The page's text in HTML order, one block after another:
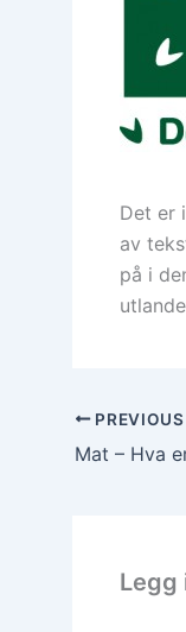
Det er
av
på i
PREVIOUS
Mat – Hva
Legg